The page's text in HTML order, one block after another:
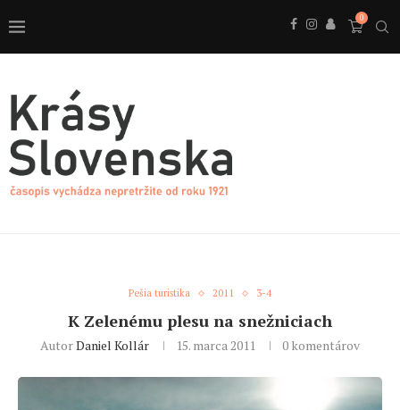
0
Pešia turistika 2011 3-4
K Zelenému plesu na snežniciach
AutorDaniel Kollár 15. marca 2011 0 komentárov